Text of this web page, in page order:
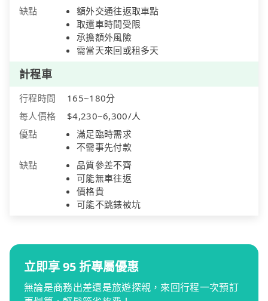
缺點
額外交通往返取車點
取還車時間受限
承擔額外風險
需當天來回或租多天
計程車
行程時間
165~180分
每人價格
$4,230~6,300/人
優點
滿足臨時需求
不需事先付款
缺點
品質參差不齊
可能無車往返
價格貴
可能不跳錶被坑
立即享 95 折專屬優惠
無論是商務出差還是旅遊探親，來回行程一次預訂